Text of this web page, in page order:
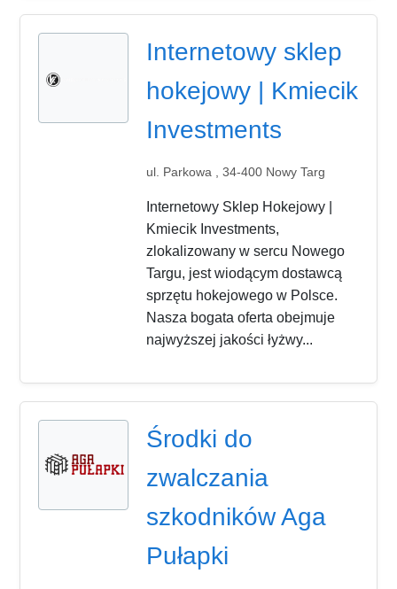
Internetowy sklep
hokejowy | Kmiecik
Investments
ul. Parkowa , 34-400 Nowy Targ
Internetowy Sklep Hokejowy |
Kmiecik Investments,
zlokalizowany w sercu Nowego
Targu, jest wiodącym dostawcą
sprzętu hokejowego w Polsce.
Nasza bogata oferta obejmuje
najwyższej jakości łyżwy...
Środki do
zwalczania
szkodników Aga
Pułapki